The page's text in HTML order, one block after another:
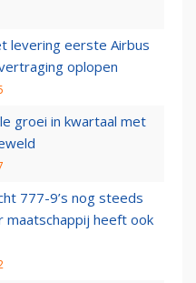
levering eerste Airbus
oplopen
groei in kwartaal met
777-9’s nog steeds
maatschappij heeft ook